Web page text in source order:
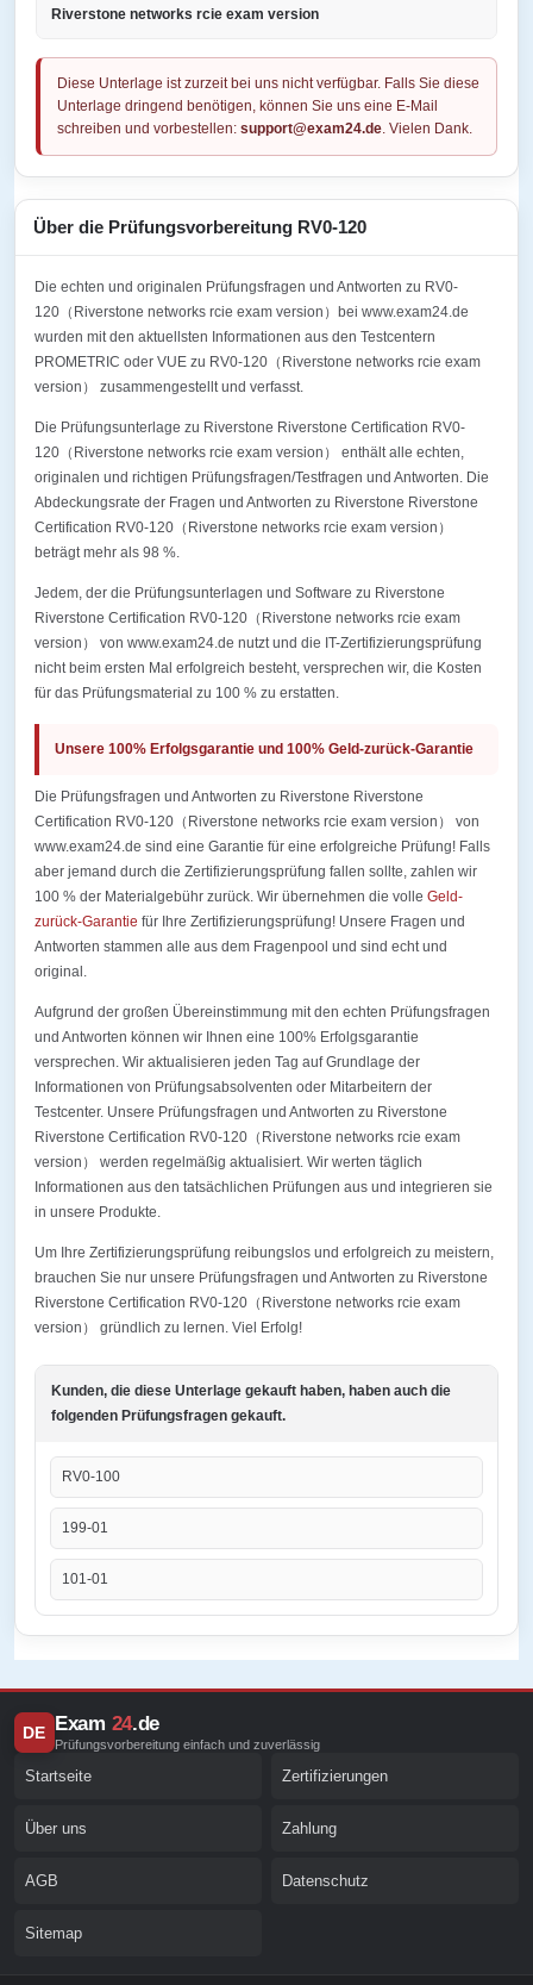
Riverstone networks rcie exam version
Diese Unterlage ist zurzeit bei uns nicht verfügbar. Falls Sie diese
Unterlage dringend benötigen, können Sie uns eine E-Mail
schreiben und vorbestellen: support@exam24.de. Vielen Dank.
Über die Prüfungsvorbereitung RV0-120
Die echten und originalen Prüfungsfragen und Antworten zu RV0-
120（Riverstone networks rcie exam version）bei www.exam24.de
wurden mit den aktuellsten Informationen aus den Testcentern
PROMETRIC oder VUE zu RV0-120（Riverstone networks rcie exam
version） zusammengestellt und verfasst.
Die Prüfungsunterlage zu Riverstone Riverstone Certification RV0-
120（Riverstone networks rcie exam version） enthält alle echten,
originalen und richtigen Prüfungsfragen/Testfragen und Antworten. Die
Abdeckungsrate der Fragen und Antworten zu Riverstone Riverstone
Certification RV0-120（Riverstone networks rcie exam version）
beträgt mehr als 98 %.
Jedem, der die Prüfungsunterlagen und Software zu Riverstone
Riverstone Certification RV0-120（Riverstone networks rcie exam
version） von www.exam24.de nutzt und die IT-Zertifizierungsprüfung
nicht beim ersten Mal erfolgreich besteht, versprechen wir, die Kosten
für das Prüfungsmaterial zu 100 % zu erstatten.
Unsere 100% Erfolgsgarantie und 100% Geld-zurück-Garantie
Die Prüfungsfragen und Antworten zu Riverstone Riverstone
Certification RV0-120（Riverstone networks rcie exam version） von
www.exam24.de sind eine Garantie für eine erfolgreiche Prüfung! Falls
aber jemand durch die Zertifizierungsprüfung fallen sollte, zahlen wir
100 % der Materialgebühr zurück. Wir übernehmen die volle Geld-
zurück-Garantie für Ihre Zertifizierungsprüfung! Unsere Fragen und
Antworten stammen alle aus dem Fragenpool und sind echt und
original.
Aufgrund der großen Übereinstimmung mit den echten Prüfungsfragen
und Antworten können wir Ihnen eine 100% Erfolgsgarantie
versprechen. Wir aktualisieren jeden Tag auf Grundlage der
Informationen von Prüfungsabsolventen oder Mitarbeitern der
Testcenter. Unsere Prüfungsfragen und Antworten zu Riverstone
Riverstone Certification RV0-120（Riverstone networks rcie exam
version） werden regelmäßig aktualisiert. Wir werten täglich
Informationen aus den tatsächlichen Prüfungen aus und integrieren sie
in unsere Produkte.
Um Ihre Zertifizierungsprüfung reibungslos und erfolgreich zu meistern,
brauchen Sie nur unsere Prüfungsfragen und Antworten zu Riverstone
Riverstone Certification RV0-120（Riverstone networks rcie exam
version） gründlich zu lernen. Viel Erfolg!
Kunden, die diese Unterlage gekauft haben, haben auch die
folgenden Prüfungsfragen gekauft.
RV0-100
199-01
101-01
DE Exam 24.de
Prüfungsvorbereitung einfach und zuverlässig
Startseite Zertifizierungen
Über uns Zahlung
AGB Datenschutz
Sitemap